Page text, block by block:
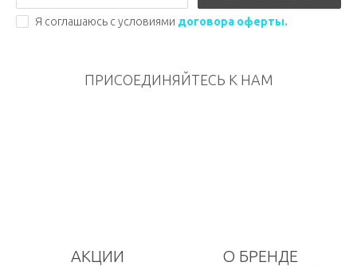
Я соглашаюсь с условиями договора оферты.
ПРИСОЕДИНЯЙТЕСЬ К НАМ
АКЦИИ О БРЕНДЕ